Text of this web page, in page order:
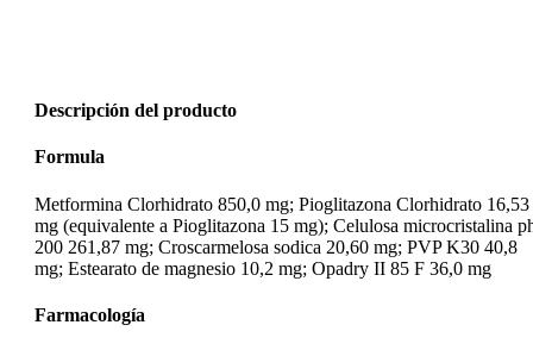
Descripción del producto
Formula
Metformina Clorhidrato 850,0 mg; Pioglitazona Clorhidrato 16,53
mg (equivalente a Pioglitazona 15 mg); Celulosa microcristalina
200 261,87 mg; Croscarmelosa sodica 20,60 mg; PVP K30 40,8
mg; Estearato de magnesio 10,2 mg; Opadry II 85 F 36,0 mg
Farmacología